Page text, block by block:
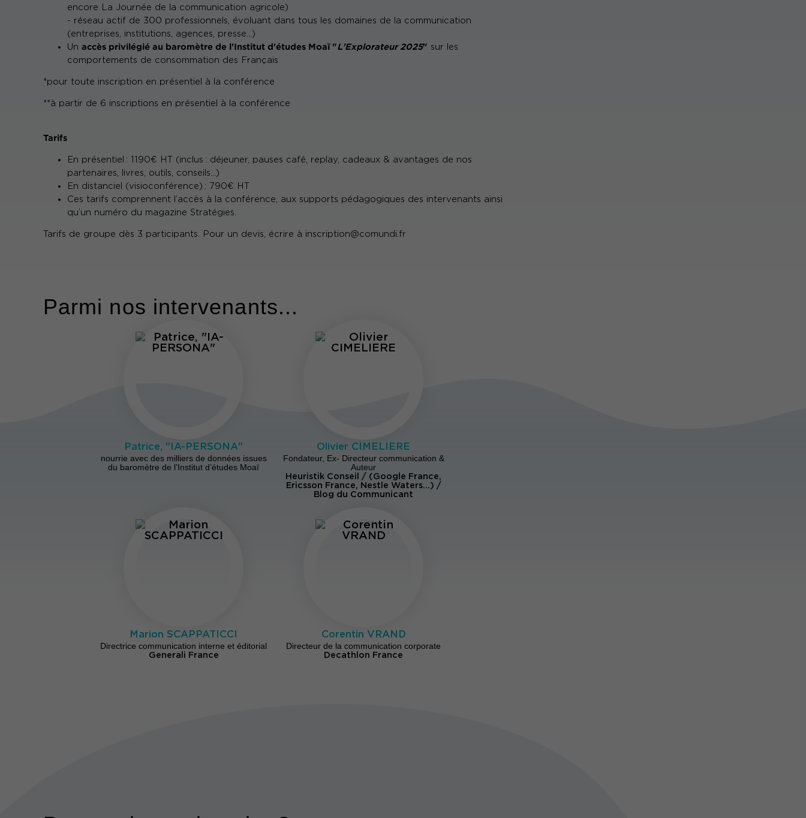
encore La Journée de la communication agricole)
- réseau actif de 300 professionnels, évoluant dans tous les domaines de la communication
(entreprises, institutions, agences, presse…)
Un accès privilégié au baromètre de l'Institut d'études Moaï "L'Explorateur 2025" sur les
comportements de consommation des Français
*pour toute inscription en présentiel à la conférence
**à partir de 6 inscriptions en présentiel à la conférence
Tarifs
En présentiel : 1190€ HT (inclus : déjeuner, pauses café, replay, cadeaux & avantages de nos
partenaires, livres, outils, conseils…)
En distanciel (visioconférence) : 790€ HT
Ces tarifs comprennent l’accès à la conférence, aux supports pédagogiques des intervenants ainsi
qu’un numéro du magazine Stratégies.
Tarifs de groupe dès 3 participants. Pour un devis, écrire à inscription@comundi.fr
Parmi nos intervenants...
Patrice, "IA-PERSONA"
nourrie avec des milliers de données issues
du baromètre de l’Institut d’études Moaï
Olivier CIMELIERE
Fondateur, Ex- Directeur communication &
Auteur
Heuristik Conseil / (Google France,
Ericsson France, Nestle Waters…) /
Blog du Communicant
Marion SCAPPATICCI
Directrice communication interne et éditorial
Generali France
Corentin VRAND
Directeur de la communication corporate
Decathlon France